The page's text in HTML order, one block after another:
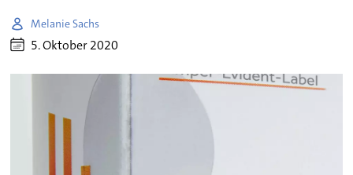
Melanie Sachs
5. Oktober 2020